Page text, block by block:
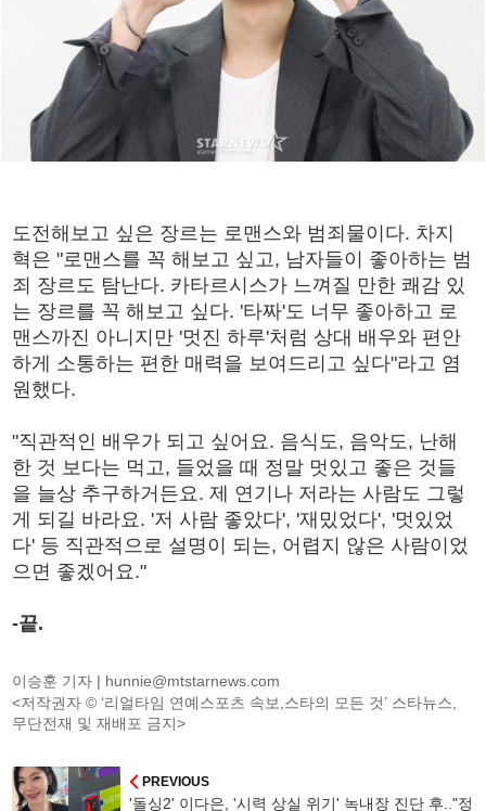
도전해보고 싶은 장르는 로맨스와 범죄물이다. 차지
혁은 "로맨스를 꼭 해보고 싶고, 남자들이 좋아하는 범
죄 장르도 탐난다. 카타르시스가 느껴질 만한 쾌감 있
는 장르를 꼭 해보고 싶다. '타짜'도 너무 좋아하고 로
맨스까진 아니지만 '멋진 하루'처럼 상대 배우와 편안
하게 소통하는 편한 매력을 보여드리고 싶다"라고 염
원했다.
"직관적인 배우가 되고 싶어요. 음식도, 음악도, 난해
한 것 보다는 먹고, 들었을 때 정말 멋있고 좋은 것들
을 늘상 추구하거든요. 제 연기나 저라는 사람도 그렇
게 되길 바라요. '저 사람 좋았다', '재밌었다', '멋있었
다' 등 직관적으로 설명이 되는, 어렵지 않은 사람이었
으면 좋겠어요."
-끝.
이승훈 기자 | hunnie@mtstarnews.com
<저작권자 © ‘리얼타임 연예스포츠 속보,스타의 모든 것’ 스타뉴스,
무단전재 및 재배포 금지>
PREVIOUS
'돌싱2' 이다은, '시력 상실 위기' 녹내장 진단 후.."정